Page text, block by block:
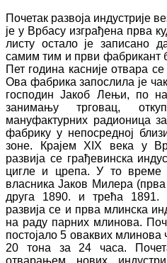
Почетак развоја индустрије
је у Врбасу изграђена прва
листу остало је записано
самим тим и први фабрикант
Пет година касније отвара
Ова фабрика запослила је
господин Јакоб Лењи, по
занимању трговац,
мануфактурних радионица
фабрику у непосредној
зоне. Крајем XIX века у
развија се грађевинска
цигле и црепа. У то време
власника Јаков Милера
друга 1890. и трећа 1891.
развија се и прва млинска
на раду парних млинова.
постојало 5 оваквих млинова
20 тона за 24 часа.